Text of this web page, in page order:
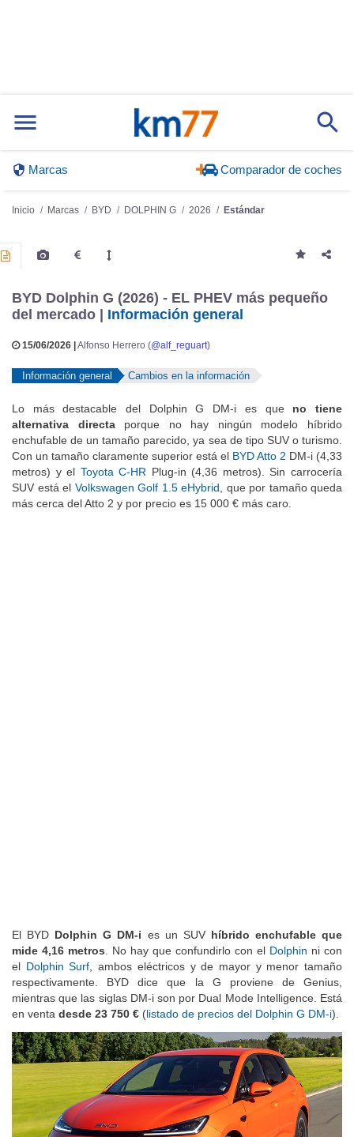
Marcas Comparador de coches
Inicio Marcas BYD DOLPHIN G 2026 Estándar
BYD Dolphin G (2026) - EL PHEV más pequeño
del mercado | Información general
15/06/2026 | Alfonso Herrero (@alf_reguart)
Información general Cambios en la información
El BYD Dolphin G DM-i es un SUV híbrido enchufable que
mide 4,16 metros. No hay que confundirlo con el Dolphin ni con
el Dolphin Surf, ambos eléctricos y de mayor y menor tamaño
respectivamente. BYD dice que la G proviene de Genius,
mientras que las siglas DM-i son por Dual Mode Intelligence. Está
en venta desde 23 750 € (listado de precios del Dolphin G DM-i).
Lo más destacable del Dolphin G DM-i es que no tiene
alternativa directaporque no hay ningún modelo híbrido
enchufable de un tamaño parecido, ya sea de tipo SUV o turismo.
Con un tamaño claramente superior está el BYD Atto 2 DM-i (4,33
metros) y el Toyota C-HR Plug-in (4,36 metros). Sin carrocería
SUV está el Volkswagen Golf 1.5 eHybrid, que por tamaño queda
más cerca del Atto 2 y por precio es 15 000 € más caro.